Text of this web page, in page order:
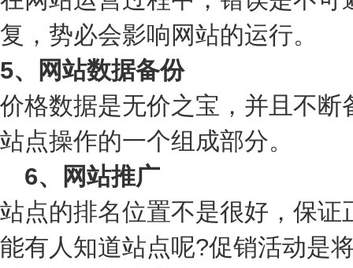
复，势必会影响网站的运行。
5、网站数据备份
价格数据是无价之宝，并且不
站点操作的一个组成部分。
6、网站推广
站点的排名位置不是很好，保
能有人知道站点呢?促销活动是